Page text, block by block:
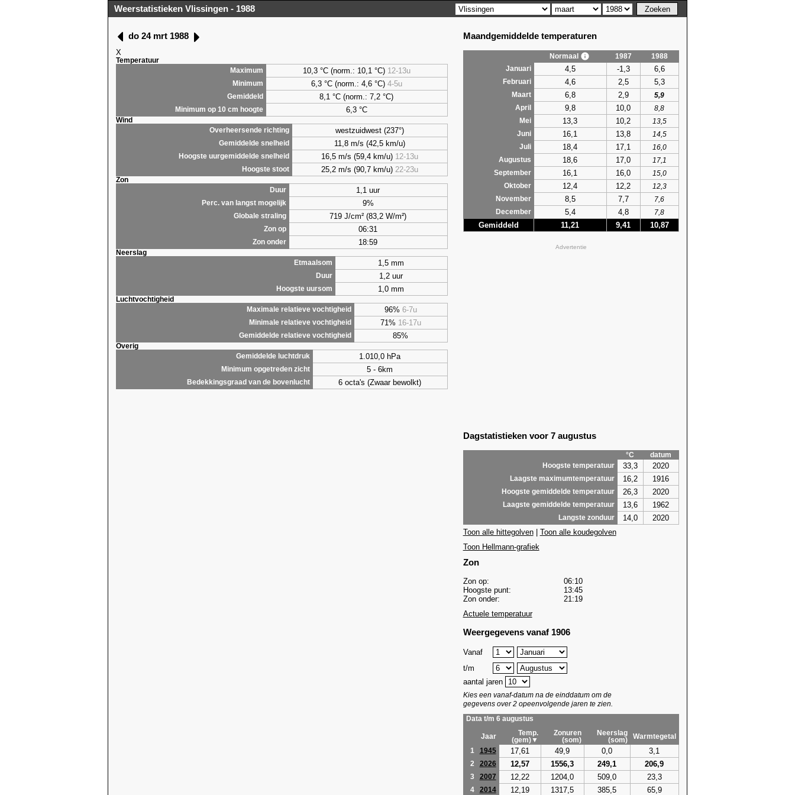
Weerstatistieken Vlissingen - 1988
do 24 mrt 1988
X
Temperatuur
Maximum
10,3 °C (norm.: 10,1 °C) 12-13u
Minimum 6,3°C (norm.: 4,6 °C) 4-5u
Gemiddeld 8,1 °C (norm.: 7,2 °C)
Minimum op 10 cm hoogte 6,3°C
Wind
Overheersende richting
westzuidwest (237°)
Gemiddelde snelheid 11,8 m/s (42,5 km/u)
Hoogste uurgemiddelde snelheid 16,5 m/s (59,4 km/u) 12-13u
Hoogste stoot 25,2 m/s (90,7 km/u) 22-23u
Zon
Duur
1,1 uur
Perc. van langst mogelijk 9%
Globale straling 719 J/cm² (83,2 W/m²)
Zon op 06:31
Zon onder 18:59
Neerslag
Etmaalsom
1,5 mm
Duur 1,2 uur
Hoogste uursom 1,0 mm
Luchtvochtigheid
Maximale relatieve vochtigheid
96% 6-7u
Minimale relatieve vochtigheid 71% 16-17u
Gemiddelde relatieve vochtigheid 85%
Overig
Gemiddelde luchtdruk
1.010,0 hPa
Minimum opgetreden zicht 5 - 6km
Bedekkingsgraad van de bovenlucht 6 octa's (Zwaar bewolkt)
Maandgemiddelde temperaturen
Normaal 1987
1988
Januari
4,5 -1,3 6,6
Februari 4,6 2,5 5,3
Maart 6,8 2,9
5,9
April
9,8 10,0
8,8
Mei
13,3 10,2
13,5
Juni
16,1 13,8
14,5
Juli
18,4 17,1
16,0
Augustus
18,6 17,0
17,1
September
16,1 16,0
15,0
Oktober
12,4 12,2
12,3
November
8,5 7,7
7,6
December
5,4 4,8 7,8
Gemiddeld 11,21 9,41 10,87
Advertentie
Dagstatistieken voor 7 augustus
°C
datum
Hoogste temperatuur
33,3 2020
Laagste maximumtemperatuur 16,2 1916
Hoogste gemiddelde temperatuur 26,3 2020
Laagste gemiddelde temperatuur 13,6 1962
Langste zonduur 14,0
2020
Toon alle hittegolven| Toon alle koudegolven
Toon Hellmann-grafiek
Zon
Zon op:
06:10
Hoogste punt:
13:45
Zon onder:
21:19
Actuele temperatuur
Weergegevens vanaf 1906
Vanaf
t/m
aantal jaren
Kies een vanaf-datum na de einddatum om de
gegevens over 2 opeenvolgende jaren te zien.
Data t/m 6 augustus
Jaar
Temp.
(gem)▼
Zonuren
(som)
Neerslag
(som)
Warmtegetal
1
1945 17,61 49,9 0,0 3,1
2 2026 12,57 1556,3 249,1 206,9
3 2007 12,22 1204,0 509,0 23,3
4 2014 12,19 1317,5 385,5 65,9